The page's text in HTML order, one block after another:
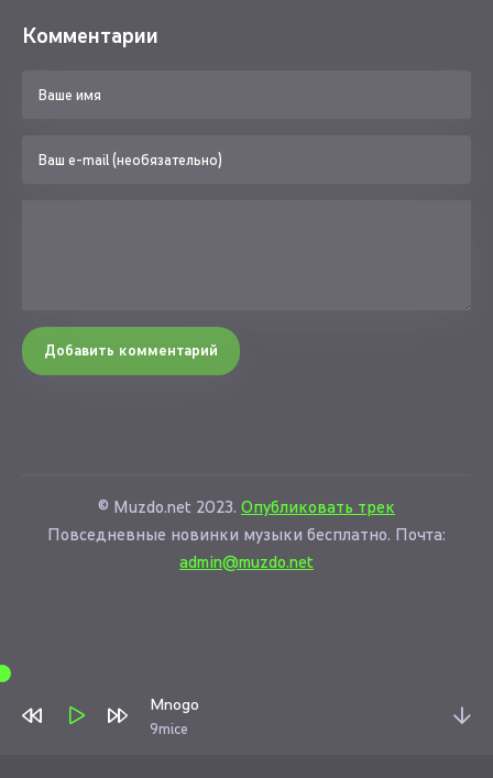
Комментарии
Добавить комментарий
© Muzdo.net 2023. Опубликовать трек
Повседневные новинки музыки бесплатно. Почта:
admin@muzdo.net
Mnogo
9mice